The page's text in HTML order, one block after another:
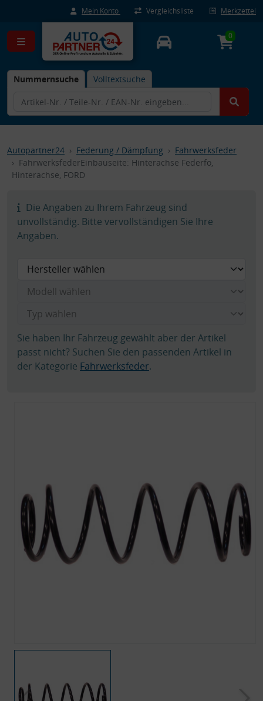
Mein Konto Vergleichsliste Merkzettel
Nummernsuche Volltextsuche
0
Autopartner24 Federung / Dämpfung
Fahrwerksfeder
FahrwerksfederEinbauseite: Hinterachse Federfo,
Hinterachse, FORD
Die Angaben zu Ihrem Fahrzeug sind
unvollständig. Bitte vervollständigen Sie Ihre
Angaben.
Sie haben Ihr Fahrzeug gewählt aber der Artikel
passt nicht? Suchen Sie den passenden Artikel in
der Kategorie Fahrwerksfeder.